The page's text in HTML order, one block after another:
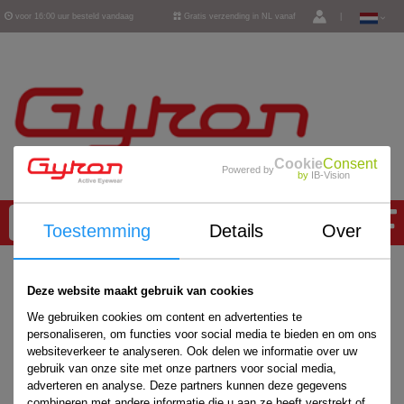
voor 16:00 uur besteld vandaag Gratis verzending in NL vanaf
Powered byCookieConsent
by IB-Vision
Toestemming Details Over
Deze website maakt gebruik van cookies
We gebruiken cookies om content en advertenties te
personaliseren, om functies voor social media te bieden en om ons
websiteverkeer te analyseren. Ook delen we informatie over uw
gebruik van onze site met onze partners voor social media,
adverteren en analyse. Deze partners kunnen deze gegevens